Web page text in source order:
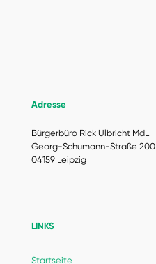
Adresse
Bürgerbüro Rick Ulbricht MdL
Georg-Schumann-Straße 200
04159 Leipzig
LINKS
Startseite